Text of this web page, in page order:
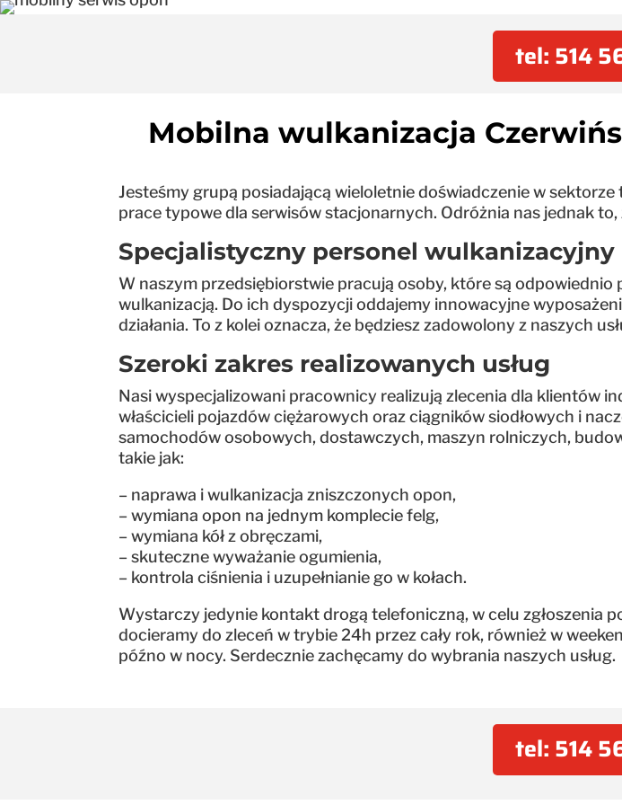
tel: 514
Mobilna wulkanizacja
Jesteśmy grupą posiadającą wieloletnie doświadczenie w
prace typowe dla serwisów stacjonarnych. Odróżnia nas jednak
Specjalistyczny personel wulkanizacyjny
W naszym przedsiębiorstwie pracują osoby, które są
wulkanizacją. Do ich dyspozycji oddajemy innowacyjne
działania. To z kolei oznacza, że będziesz zadowolony z naszych
Szeroki zakres realizowanych usług
Nasi wyspecjalizowani pracownicy realizują zlecenia dla klientów
właścicieli pojazdów ciężarowych oraz ciągników siodłowych i
samochodów osobowych, dostawczych, maszyn rolniczych,
takie jak:
– naprawa i wulkanizacja zniszczonych opon,
– wymiana opon na jednym komplecie felg,
– wymiana kół z obręczami,
– skuteczne wyważanie ogumienia,
– kontrola ciśnienia i uzupełnianie go w kołach.
Wystarczy jedynie kontakt drogą telefoniczną, w celu zgłoszenia
docieramy do zleceń w trybie 24h przez cały rok, również w
późno w nocy. Serdecznie zachęcamy do wybrania naszych usług.
tel: 514